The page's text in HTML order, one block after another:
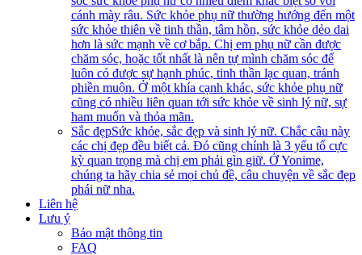
cánh mày râu. Sức khỏe phụ nữ thường hướng đến một
sức khỏe thiên về tinh thần, tâm hồn, sức khỏe dẻo dai
hơn là sức mạnh về cơ bắp. Chị em phụ nữ cần được
chăm sóc, hoặc tốt nhất là nên tự mình chăm sóc để
luôn có được sự hạnh phúc, tinh thần lạc quan, tránh
phiền muộn. Ở một khía cạnh khác, sức khỏe phụ nữ
cũng có nhiều liên quan tới sức khỏe về sinh lý nữ, sự
ham muốn và thỏa mãn.
Sắc đẹpSức khỏe, sắc đẹp và sinh lý nữ. Chắc câu này
các chị đẹp đều biết cả. Đó cũng chính là 3 yếu tố cực
kỳ quan trọng mà chị em phải gìn giữ. Ở Yonime,
chúng ta hãy chia sẻ mọi chủ đề, câu chuyện về sắc đẹp
phái nữ nha.
Liên hệ
Lưu ý
Bảo mật thông tin
FAQ